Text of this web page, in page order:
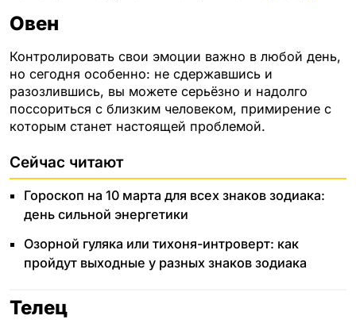
Овен
Контролировать свои эмоции важно в любой день,
но сегодня особенно: не сдержавшись и
разозлившись, вы можете серьёзно и надолго
поссориться с близким человеком, примирение с
которым станет настоящей проблемой.
Сейчас читают
Гороскоп на 10 марта для всех знаков зодиака:
день сильной энергетики
Озорной гуляка или тихоня-интроверт: как
пройдут выходные у разных знаков зодиака
Телец